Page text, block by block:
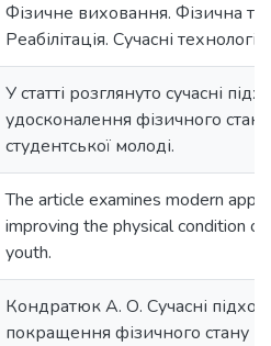
Фізичне виховання. Фізична
Реабілітація. Сучасні технології
У статті розглянуто сучасні
удосконалення фізичного стану
студентської молоді.
The article examines modern
improving the physical condition
youth.
Кондратюк А. О. Сучасні
покращення фізичного стану